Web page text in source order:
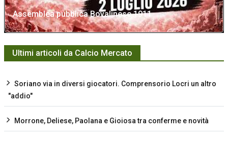
Assemblea pubblica Bovalinese 1911
Ultimi articoli da Calcio Mercato
Soriano via in diversi giocatori. Comprensorio Locri un altro
"addio"
Morrone, Deliese, Paolana e Gioiosa tra conferme e novità